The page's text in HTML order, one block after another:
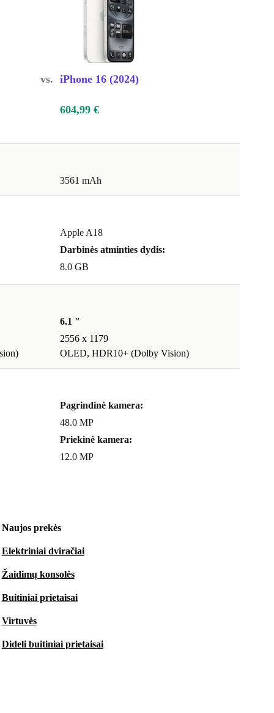
vs. iPhone 16 (2024)
604,99 €
3561 mAh
Apple A18
Darbinės atminties dydis:
8.0 GB
6.1 "
2556 x 1179
OLED, HDR10+ (Dolby Vision)
Pagrindinė kamera:
48.0 MP
Priekinė kamera:
12.0 MP
Naujos prekės
Elektriniai dviračiai
Žaidimų konsolės
Buitiniai prietaisai
Virtuvės
Dideli buitiniai prietaisai